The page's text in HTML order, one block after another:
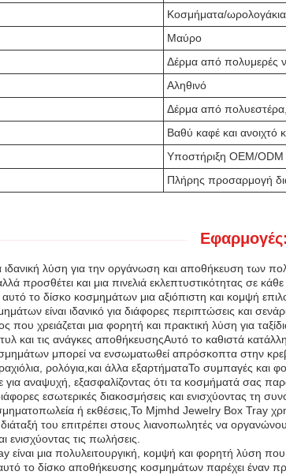
Κοσμήματα/
Μαύρο
Δέρμα από πολυμερές
Αληθινό
Δέρμα από
Βαθύ καφέ και ανοιχτό
Υποστήριξη OEM/ODM
Πλήρης προσαρμογή
Εφαρμογές:
λύση για την οργάνωση και αποθήκευση των
προσθέτει και μια πινελιά εκλεπτυστικότητας σε
το δίσκο κοσμημάτων μια αξιόπιστη και κομψή
είναι ιδανικό για διάφορες περιπτώσεις και
χρειάζεται μια φορητή και πρακτική λύση για
και τις ανάγκες αποθήκευσηςΑυτό το καθιστά
μπορεί να ενσωματωθεί απρόσκοπτα στην
ρολόγια,και άλλα εξαρτήματαΤο συμπαγές και
για αναψυχή, εξασφαλίζοντας ότι τα κοσμήματά σας
εσωτερικές διακοσμήσεις και ενισχύοντας τη
ή εκθέσεις,Το Mjmhd Jewelry Box Tray
του επιτρέπει στους λιανοπωλητές να
ενισχύοντας τις πωλήσεις.
μια πολυλειτουργική, κομψή και φορητή λύση που
το δίσκο αποθήκευσης κοσμημάτων παρέχει έναν